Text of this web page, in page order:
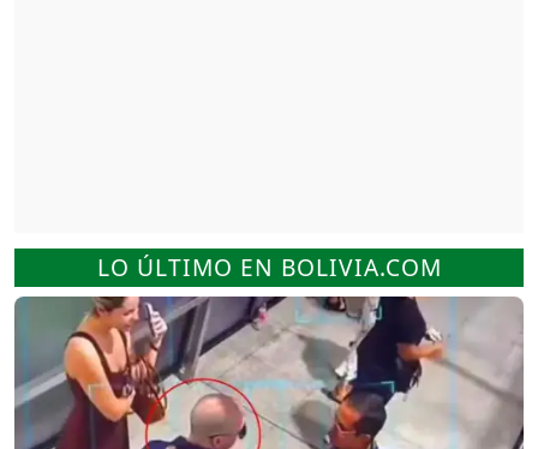
LO ÚLTIMO EN BOLIVIA.COM